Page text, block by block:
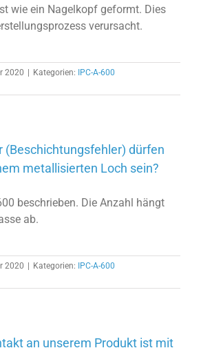
wie ein Nagelkopf geformt. Dies
verursacht.
2020 | Kategorien: IPC-A-600
(Beschichtungsfehler) dürfen
metallisierten Loch sein?
beschrieben. Die Anzahl hängt
ab.
2020 | Kategorien: IPC-A-600
an unserem Produkt ist mit